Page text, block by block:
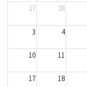
27
28
3 4
10 11
17 18